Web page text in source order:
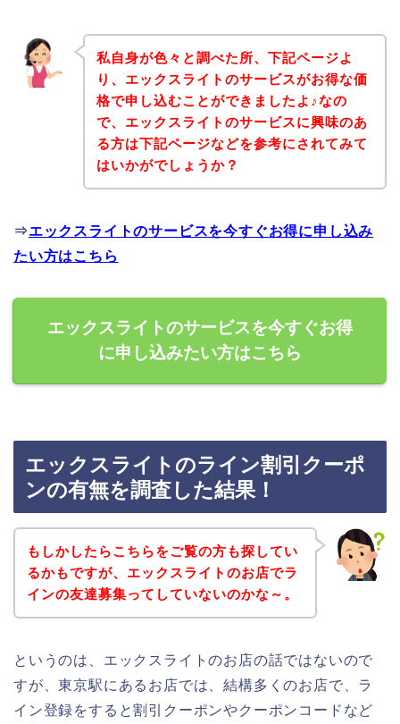
私自身が色々と調べた所、下記ページよ
り、エックスライトのサービスがお得な価
格で申し込むことができましたよ♪なの
で、エックスライトのサービスに興味のあ
る方は下記ページなどを参考にされてみて
はいかがでしょうか？
⇒エックスライトのサービスを今すぐお得に申し込み
たい方はこちら
エックスライトのサービスを今すぐお得
に申し込みたい方はこちら
エックスライトのライン割引クーポ
ンの有無を調査した結果！
もしかしたらこちらをご覧の方も探してい
るかもですが、エックスライトのお店でラ
インの友達募集ってしていないのかな～。
というのは、エックスライトのお店の話ではないので
すが、東京駅にあるお店では、結構多くのお店で、ラ
イン登録をすると割引クーポンやクーポンコードなど